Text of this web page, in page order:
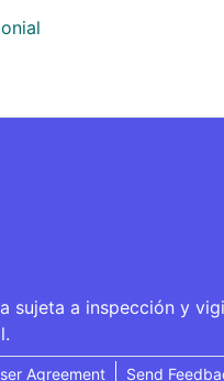
a inspección y
Agreement Send